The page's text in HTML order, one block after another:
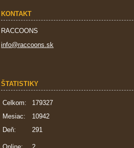
KONTAKT
RACCOONS
info@raccoons.sk
ŠTATISTIKY
Celkom:
179327
Mesiac:
10942
Deň:
291